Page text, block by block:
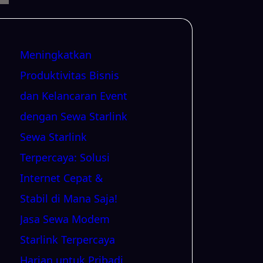
Meningkatkan
Produktivitas Bisnis
dan Kelancaran Event
dengan Sewa Starlink
Sewa Starlink
Terpercaya: Solusi
Internet Cepat &
Stabil di Mana Saja!
Jasa Sewa Modem
Starlink Terpercaya
Harian untuk Pribadi